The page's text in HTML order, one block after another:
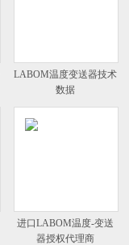
LABOM温度变送器技术
数据
进口LABOM温度-变送
器授权代理商